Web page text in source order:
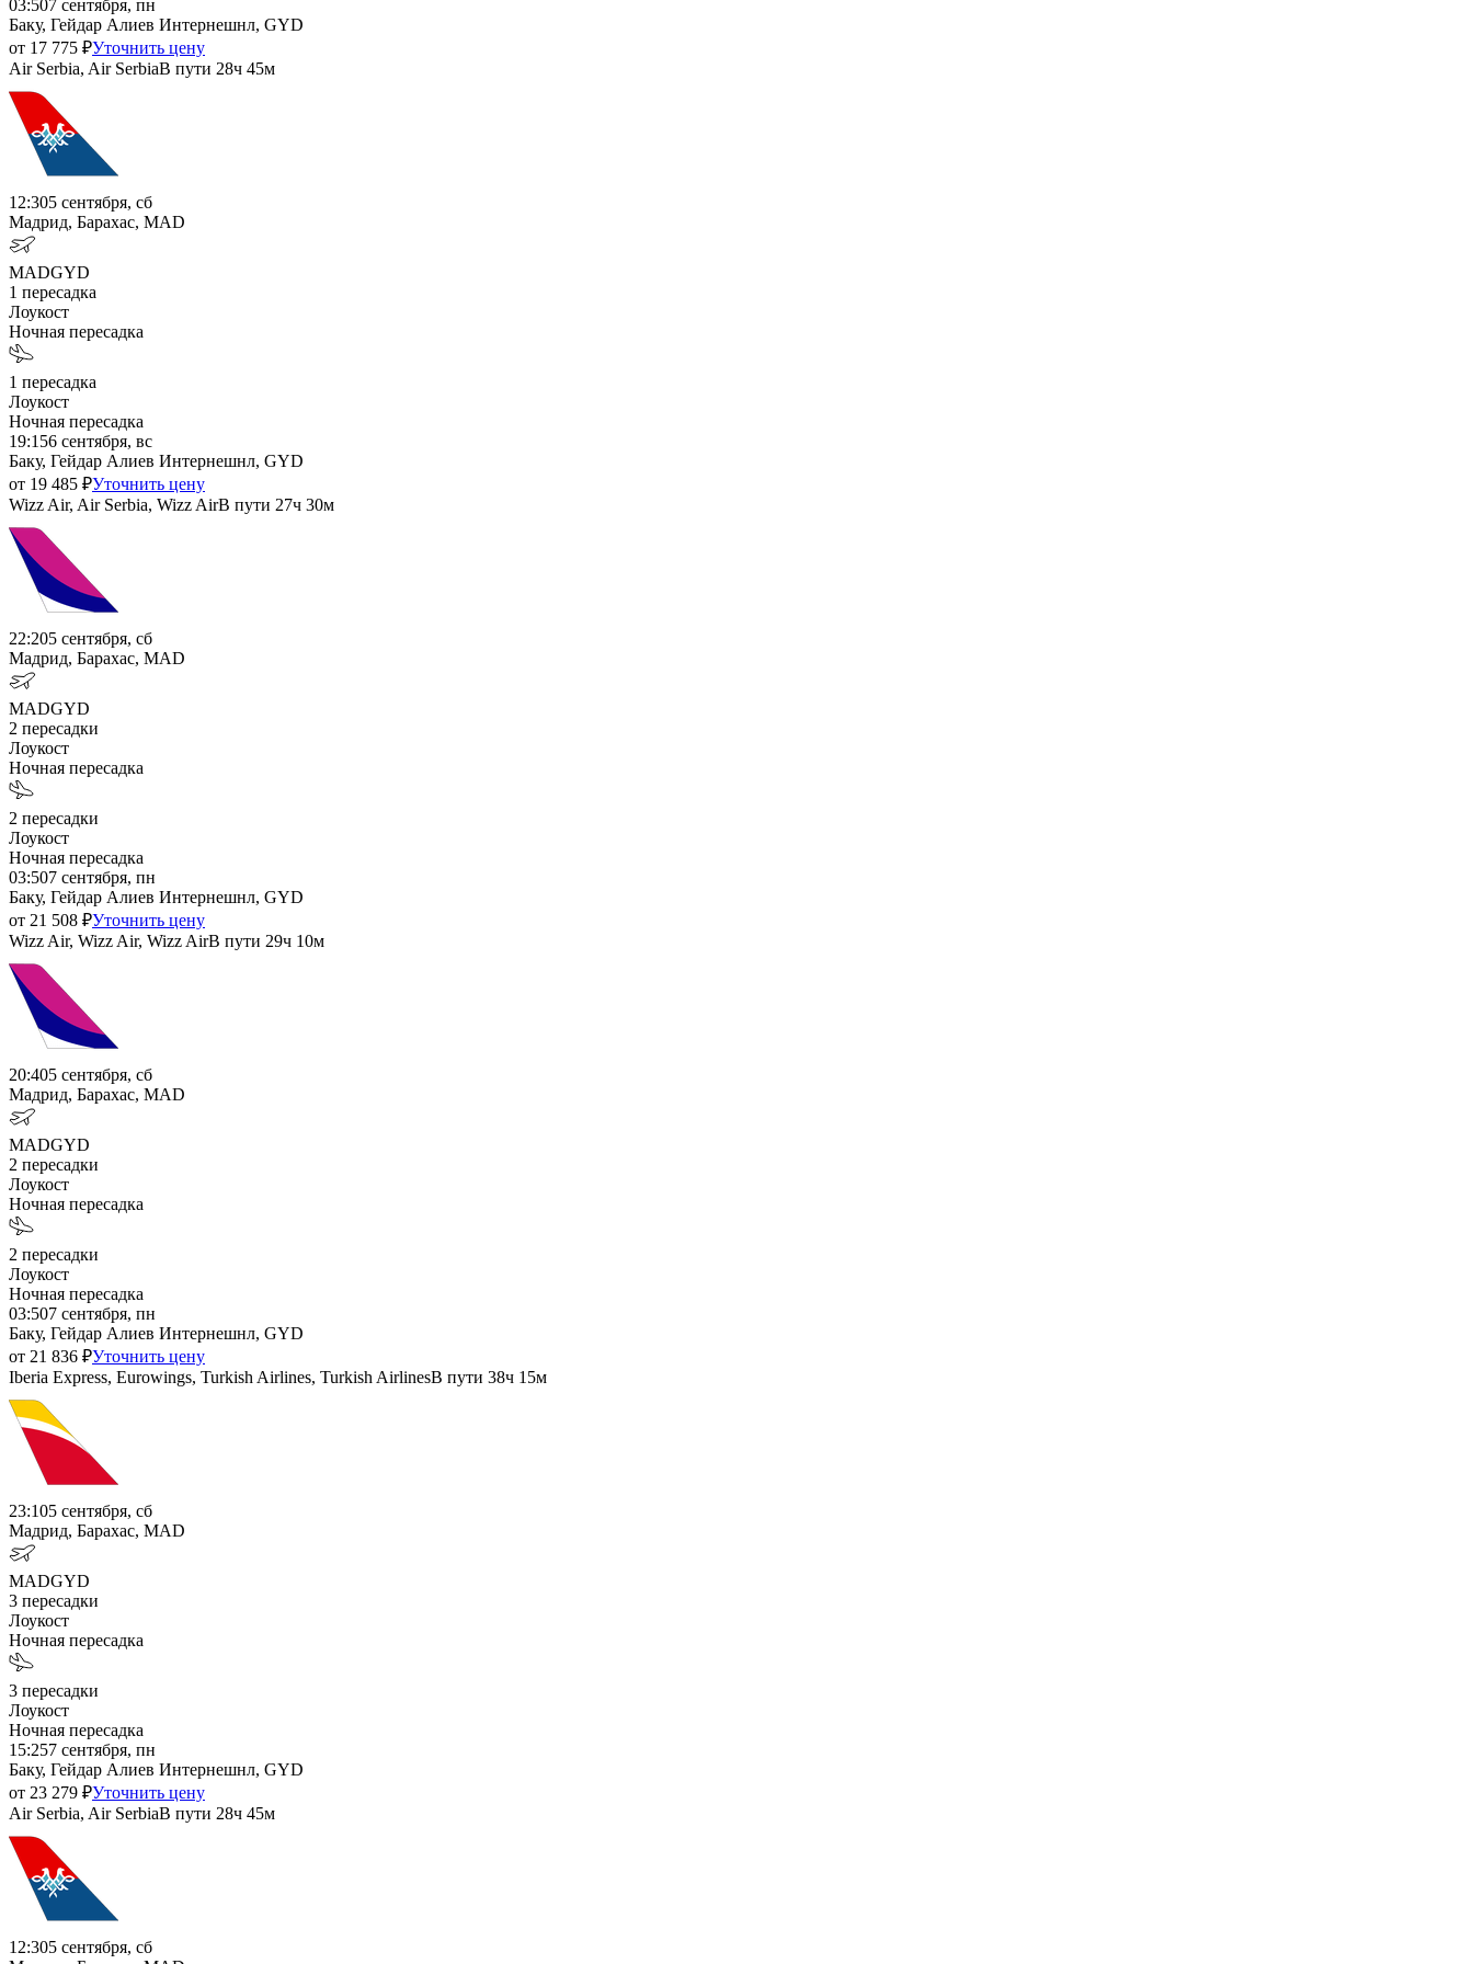
03:507 сентября, пн
Баку, Гейдар Алиев Интернешнл, GYD
от 17 775 ₽Уточнить цену
Air Serbia, Air SerbiaВ пути 28ч 45м
12:305 сентября, сб
Мадрид, Барахас, MAD
MADGYD
1 пересадка
Лоукост
Ночная пересадка
1 пересадка
Лоукост
Ночная пересадка
19:156 сентября, вс
Баку, Гейдар Алиев Интернешнл, GYD
от 19 485 ₽Уточнить цену
Wizz Air, Air Serbia, Wizz AirВ пути 27ч 30м
22:205 сентября, сб
Мадрид, Барахас, MAD
MADGYD
2 пересадки
Лоукост
Ночная пересадка
2 пересадки
Лоукост
Ночная пересадка
03:507 сентября, пн
Баку, Гейдар Алиев Интернешнл, GYD
от 21 508 ₽Уточнить цену
Wizz Air, Wizz Air, Wizz AirВ пути 29ч 10м
20:405 сентября, сб
Мадрид, Барахас, MAD
MADGYD
2 пересадки
Лоукост
Ночная пересадка
2 пересадки
Лоукост
Ночная пересадка
03:507 сентября, пн
Баку, Гейдар Алиев Интернешнл, GYD
от 21 836 ₽Уточнить цену
Iberia Express, Eurowings, Turkish Airlines, Turkish AirlinesВ пути 38ч 15м
23:105 сентября, сб
Мадрид, Барахас, MAD
MADGYD
3 пересадки
Лоукост
Ночная пересадка
3 пересадки
Лоукост
Ночная пересадка
15:257 сентября, пн
Баку, Гейдар Алиев Интернешнл, GYD
от 23 279 ₽Уточнить цену
Air Serbia, Air SerbiaВ пути 28ч 45м
12:305 сентября, сб